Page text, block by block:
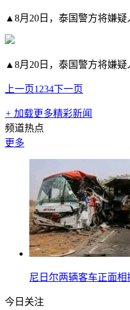
▲8月20日，泰国警方将嫌疑
▲8月20日，泰国警方将嫌疑
上一页1 234下一页
+ 加载更多精彩新闻
频道热点
更多
尼日尔两辆客车正面相
今日关注